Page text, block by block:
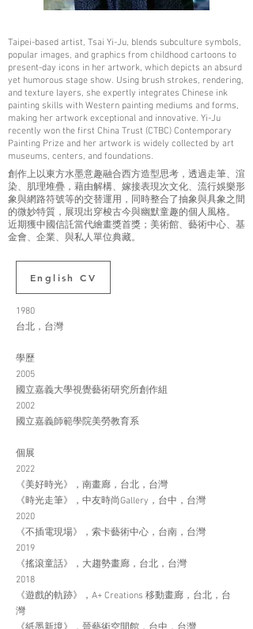
Taipei-based artist, Tsai Yi-Ju, blends subculture symbols,
popular images, and graphics from childhood cartoons to
present-day icons in her artwork, which depicts an absurd
yet humorous stage show. Using brush strokes, rendering,
and texture layers, she expertly integrates Chinese ink
painting skills with Western painting mediums and forms,
making her artwork exceptional and innovative. Yi-Ju
recently won the first China Trust (CTBC) Contemporary
Painting Prize and her artwork is widely collected by art
museums, centers, and foundations.
創作上以東方水墨意趣融合西方造型思考，透過走筆、渲
染、肌理堆疊，藉由解構、嫁接表現次文化、流行娛樂形
象與網路符號等的交替運用，同時整合了抽象與具象之間
的微妙特質，展現出穿梭古今與幽默童趣的個人風格。
近期獲中國信託當代繪畫獎首獎；美術館、藝術中心、基
金會、企業、與私人單位典藏。
English CV
1980
台北，台灣
學歷
2005
國立嘉義大學視覺藝術研究所創作組
2002
國立嘉義師範學院美勞教育系
個展
2022
《美好時光》，南畫廊，台北，台灣
《時光走筆》，中友時尚Gallery，台中，台灣
2020
《不插電現場》，索卡藝術中心，台南，台灣
2019
《搖滾童話》，大趨勢畫廊，台北，台灣
2018
《遊戲的軌跡》，A+ Creations 移動畫廊，台北，台
灣